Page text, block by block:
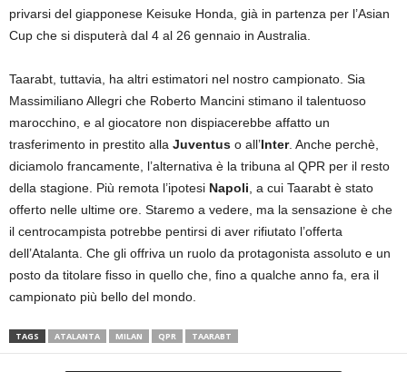
privarsi del giapponese Keisuke Honda, già in partenza per l’Asian
Cup che si disputerà dal 4 al 26 gennaio in Australia.
Taarabt, tuttavia, ha altri estimatori nel nostro campionato. Sia
Massimiliano Allegri che Roberto Mancini stimano il talentuoso
marocchino, e al giocatore non dispiacerebbe affatto un
trasferimento in prestito alla Juventus o all’Inter. Anche perchè,
diciamolo francamente, l’alternativa è la tribuna al QPR per il resto
della stagione. Più remota l’ipotesi Napoli , a cui Taarabt è stato
offerto nelle ultime ore. Staremo a vedere, ma la sensazione è che
il centrocampista potrebbe pentirsi di aver rifiutato l’offerta
dell’Atalanta. Che gli offriva un ruolo da protagonista assoluto e un
posto da titolare fisso in quello che, fino a qualche anno fa, era il
campionato più bello del mondo.
TAGS ATALANTA MILAN QPR TAARABT